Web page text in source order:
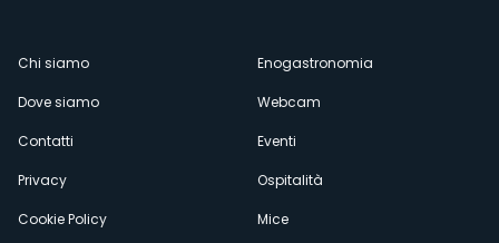
Menù
secondario
Chi siamo
Dove siamo
Contatti
Privacy
Cookie Policy
Enogastronomia
Webcam
Eventi
Ospitalità
Mice